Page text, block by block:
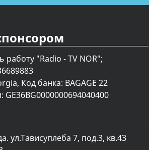
работу "Radio - TV NOR";
Код банка: BAGAGE 22
GE36BG0000000694040400
ул.Тависуплеба 7, под.3, кв.43